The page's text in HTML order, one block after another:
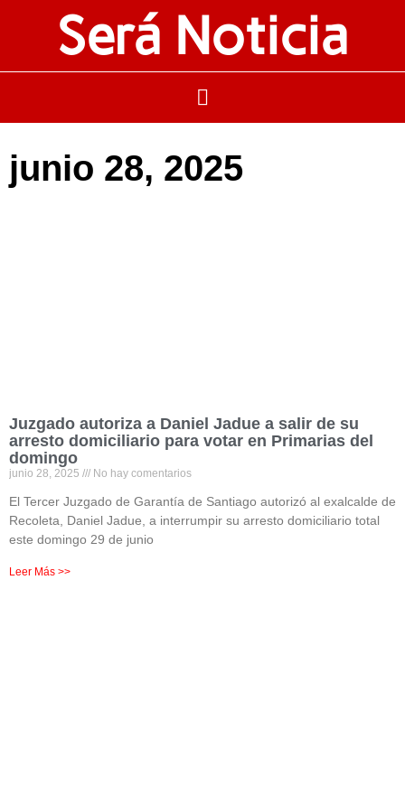
Será Noticia
junio 28, 2025
Juzgado autoriza a Daniel Jadue a salir de su
arresto domiciliario para votar en Primarias del
domingo
junio 28, 2025 No hay comentarios
El Tercer Juzgado de Garantía de Santiago autorizó al exalcalde de
Recoleta, Daniel Jadue, a interrumpir su arresto domiciliario total
este domingo 29 de junio
Leer Más >>